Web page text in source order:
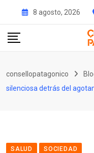
content
8 agosto, 2026
consellopatagonico
silenciosa detrás del
SALUD SOCIEDAD